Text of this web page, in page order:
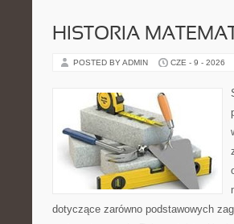
HISTORIA
POSTED BY ADMIN CZE - 9 - 2026
dotyczące zarówno podstawowych